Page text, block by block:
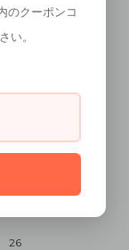
土
26
のクーポンコ
い。